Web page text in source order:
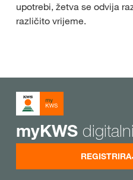
upotrebi, žetva se odvija
različito vrijeme.
myKWS